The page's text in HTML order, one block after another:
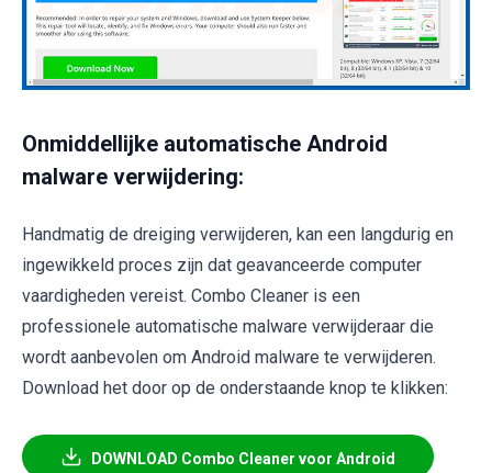
Onmiddellijke automatische Android
malware verwijdering:
Handmatig de dreiging verwijderen, kan een langdurig en
ingewikkeld proces zijn dat geavanceerde computer
vaardigheden vereist. Combo Cleaner is een
professionele automatische malware verwijderaar die
wordt aanbevolen om Android malware te verwijderen.
Download het door op de onderstaande knop te klikken:
DOWNLOAD Combo Cleaner voor Android